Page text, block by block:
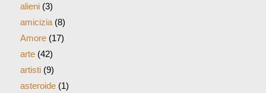
alieni(3)
amicizia(8)
Amore(17)
arte(42)
artisti(9)
asteroide(1)